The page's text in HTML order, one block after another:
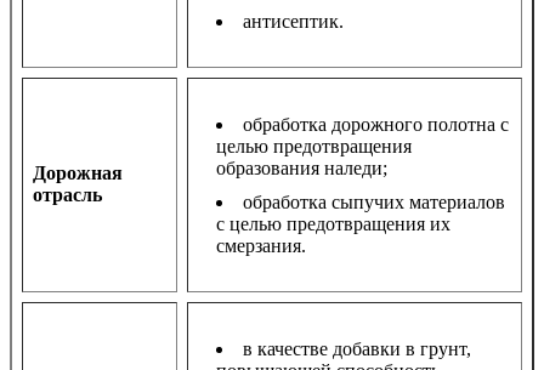
антисептик.
Дорожная
отрасль
обработка дорожного полотна с
целью предотвращения
образования наледи;
обработка сыпучих материалов
с целью предотвращения их
смерзания.
в качестве добавки в грунт,